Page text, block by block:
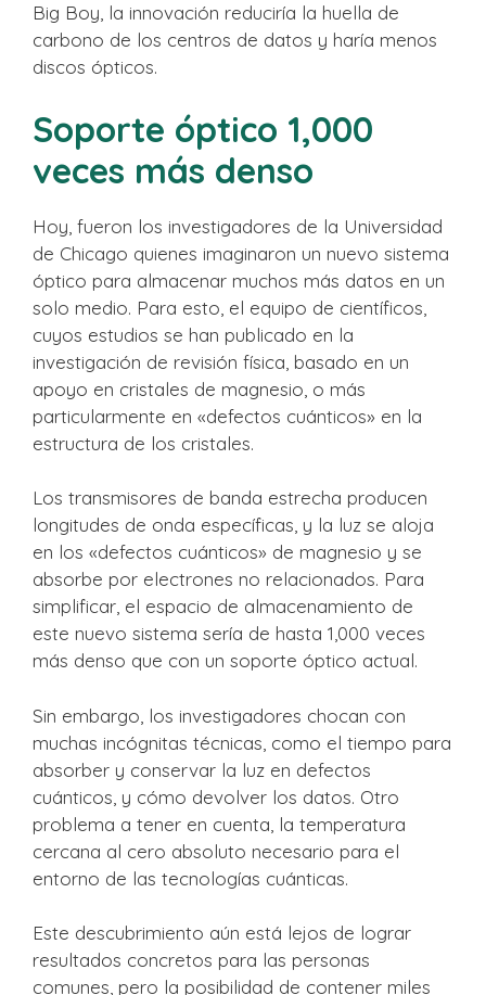
Big Boy, la innovación reduciría la huella de
carbono de los centros de datos y haría menos
discos ópticos.
Soporte óptico 1,000
veces más denso
Hoy, fueron los investigadores de la Universidad
de Chicago quienes imaginaron un nuevo sistema
óptico para almacenar muchos más datos en un
solo medio. Para esto, el equipo de científicos,
cuyos estudios se han publicado en la
investigación de revisión física, basado en un
apoyo en cristales de magnesio, o más
particularmente en «defectos cuánticos» en la
estructura de los cristales.
Los transmisores de banda estrecha producen
longitudes de onda específicas, y la luz se aloja
en los «defectos cuánticos» de magnesio y se
absorbe por electrones no relacionados. Para
simplificar, el espacio de almacenamiento de
este nuevo sistema sería de hasta 1,000 veces
más denso que con un soporte óptico actual.
Sin embargo, los investigadores chocan con
muchas incógnitas técnicas, como el tiempo para
absorber y conservar la luz en defectos
cuánticos, y cómo devolver los datos. Otro
problema a tener en cuenta, la temperatura
cercana al cero absoluto necesario para el
entorno de las tecnologías cuánticas.
Este descubrimiento aún está lejos de lograr
resultados concretos para las personas
comunes, pero la posibilidad de contener miles